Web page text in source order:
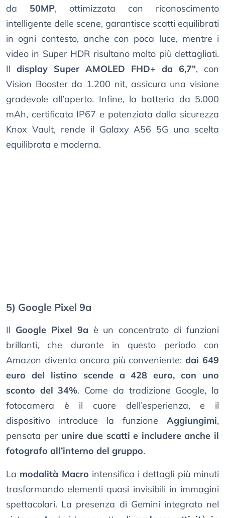
da 50MP, ottimizzata con riconoscimento
intelligente delle scene, garantisce scatti equilibrati
in ogni contesto, anche con poca luce, mentre i
video in Super HDR risultano molto più dettagliati.
Il display Super AMOLED FHD+ da 6,7", con
Vision Booster da 1.200 nit, assicura una visione
gradevole all’aperto. Infine, la batteria da 5.000
mAh, certificata IP67 e potenziata dalla sicurezza
Knox Vault, rende il Galaxy A56 5G una scelta
equilibrata e moderna.
5) Google Pixel 9a
Il Google Pixel 9a è un concentrato di funzioni
brillanti, che durante in questo periodo con
Amazon diventa ancora più conveniente:dai 649
euro del listino scende a 428 euro, con uno
sconto del 34%. Come da tradizione Google, la
fotocamera è il cuore dell’esperienza, e il
dispositivo introduce la funzione Aggiungimi,
pensata per unire due scatti e includere anche il
fotografo all’interno del gruppo.
La modalità Macro intensifica i dettagli più minuti
trasformando elementi quasi invisibili in immagini
spettacolari. La presenza di Gemini integrato nel